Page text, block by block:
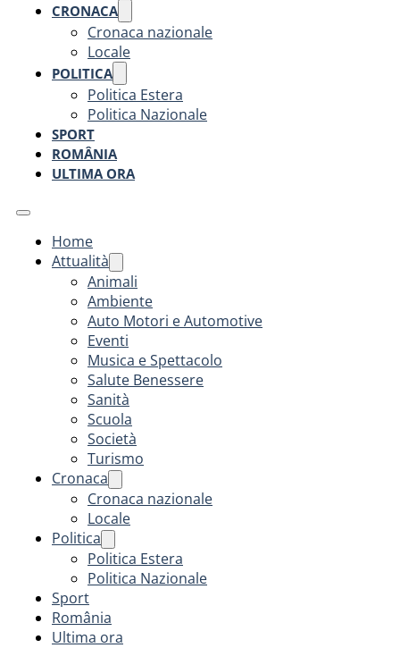
CRONACA
Cronaca nazionale
Locale
POLITICA
Politica Estera
Politica Nazionale
SPORT
ROMÂNIA
ULTIMA ORA
Home
Attualità
Animali
Ambiente
Auto Motori e Automotive
Eventi
Musica e Spettacolo
Salute Benessere
Sanità
Scuola
Società
Turismo
Cronaca
Cronaca nazionale
Locale
Politica
Politica Estera
Politica Nazionale
Sport
România
Ultima ora